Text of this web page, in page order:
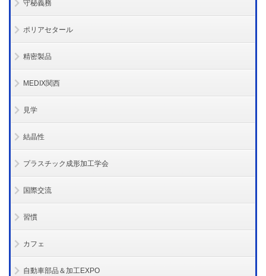
守秘義務
ポリアセタール
精密製品
MEDIX関西
見学
結晶性
プラスチック成形加工学会
国際交流
習慣
カフェ
自動車部品＆加工EXPO